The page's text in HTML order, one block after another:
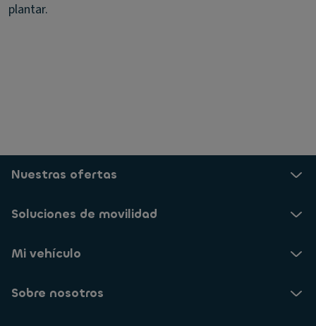
plantar.
Nuestras ofertas
Soluciones de movilidad
Mi vehículo
Sobre nosotros